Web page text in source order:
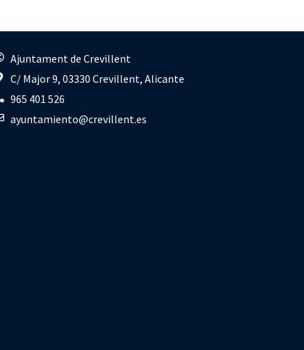
Ajuntament de Crevillent
C/ Major 9, 03330 Crevillent, Alicante
965 401 526
ayuntamiento@crevillent.es